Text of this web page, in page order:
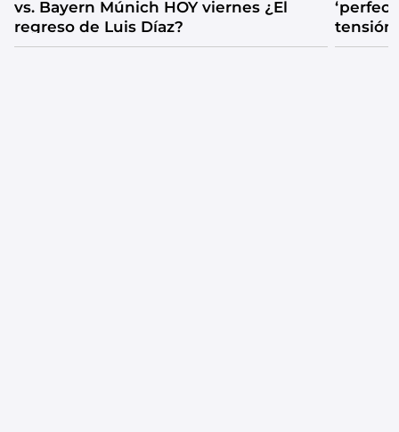
vs. Bayern Múnich HOY viernes ¿El
regreso de Luis Díaz?
tensión
catarsis